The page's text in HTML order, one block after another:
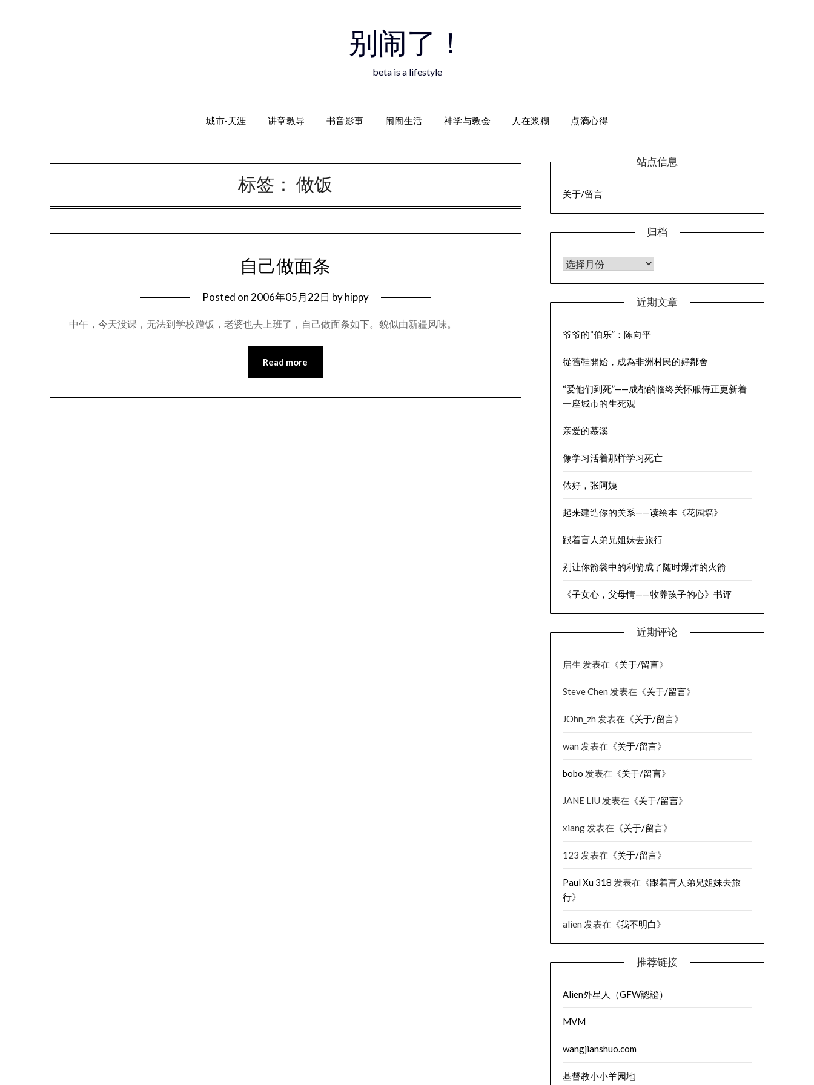
别闹了！
beta is a lifestyle
城市·天涯 讲章教导 书音影事 闹闹生活 神学与教会 人在浆糊 点滴心得
标签：做饭
自己做面条
Posted on 2006年05月22日 byhippy
中午，今天没课，无法到学校蹭饭，老婆也去上班了，自己做面条如下。貌似由新疆风味。
Read more
站点信息
关于/留言
归档
归档
近期文章
爷爷的“伯乐”：陈向平
從舊鞋開始，成為非洲村民的好鄰舍
“爱他们到死”——成都的临终关怀服侍正更新着
一座城市的生死观
亲爱的慕溪
像学习活着那样学习死亡
侬好，张阿姨
起来建造你的关系——读绘本《花园墙》
跟着盲人弟兄姐妹去旅行
别让你箭袋中的利箭成了随时爆炸的火箭
《子女心，父母情——牧养孩子的心》书评
近期评论
启生 发表在《关于/留言》
Steve Chen 发表在《关于/留言》
JOhn_zh 发表在《关于/留言》
wan 发表在《关于/留言》
bobo 发表在《关于/留言》
JANE LIU 发表在《关于/留言》
xiang发表在《关于/留言》
123 发表在《关于/留言》
Paul Xu 318 发表在《跟着盲人弟兄姐妹去旅
行》
alien 发表在《我不明白》
推荐链接
Alien外星人（GFW認證）
MVM
wangjianshuo.com
基督教小小羊园地